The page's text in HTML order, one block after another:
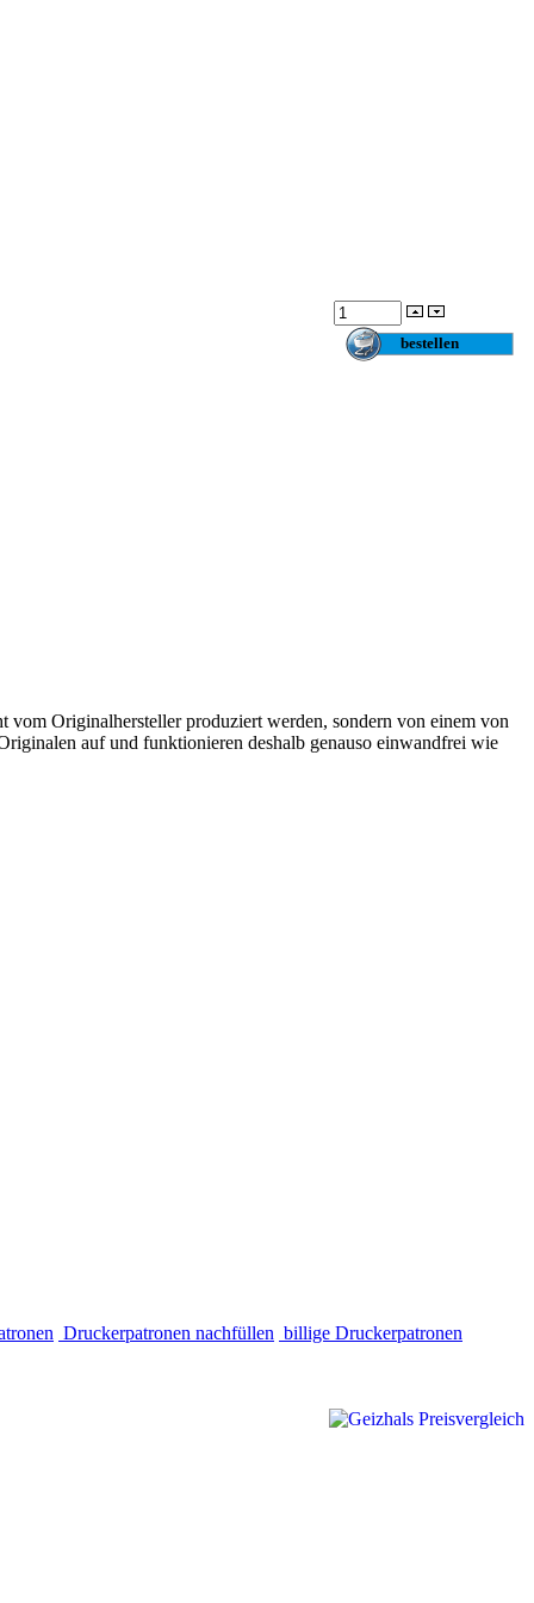
Originalhersteller produziert werden, sondern von einem von
auf und funktionieren deshalb genauso einwandfrei wie
Druckerpatronen nachfüllen billige Druckerpatronen